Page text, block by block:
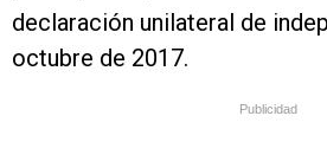
declaración unilateral de
octubre de 2017.
Publicidad